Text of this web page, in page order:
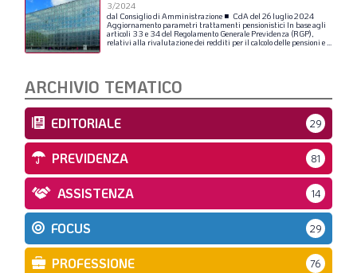
3/2024
dal Consigliodi Amministrazione ■ CdAdel 26 luglio2024
Aggiornamento parametri trattamenti pensionistici In baseagli
articoli 33 e 34del Regolamento Generale Previdenza (RGP),
relativi alla rivalutazionedei redditi peril calcolodelle pensioni e...
ARCHIVIO TEMATICO
EDITORIALE 29
PREVIDENZA 81
ASSISTENZA 14
FOCUS 29
PROFESSIONE 76